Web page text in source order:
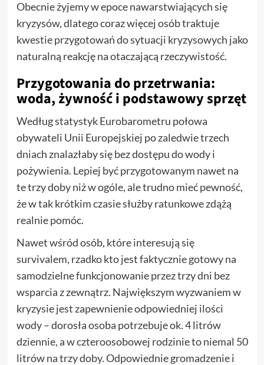
Obecnie żyjemy w epoce nawarstwiających się
kryzysów, dlatego coraz więcej osób traktuje
kwestie przygotowań do sytuacji kryzysowych jako
naturalną reakcję na otaczającą rzeczywistość.
Przygotowania do przetrwania:
woda, żywność i podstawowy sprzęt
Według statystyk Eurobarometru połowa
obywateli Unii Europejskiej po zaledwie trzech
dniach znalazłaby się bez dostępu do wody i
pożywienia. Lepiej być przygotowanym nawet na
te trzy doby niż w ogóle, ale trudno mieć pewność,
że w tak krótkim czasie służby ratunkowe zdążą
realnie pomóc.
Nawet wśród osób, które interesują się
survivalem, rzadko kto jest faktycznie gotowy na
samodzielne funkcjonowanie przez trzy dni bez
wsparcia z zewnątrz. Największym wyzwaniem w
kryzysie jest zapewnienie odpowiedniej ilości
wody – dorosła osoba potrzebuje ok. 4 litrów
dziennie, a w czteroosobowej rodzinie to niemal 50
litrów na trzy doby. Odpowiednie gromadzenie i